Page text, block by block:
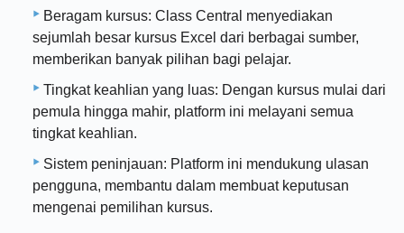
Beragam kursus: Class Central menyediakan
sejumlah besar kursus Excel dari berbagai sumber,
memberikan banyak pilihan bagi pelajar.
Tingkat keahlian yang luas: Dengan kursus mulai dari
pemula hingga mahir, platform ini melayani semua
tingkat keahlian.
Sistem peninjauan: Platform ini mendukung ulasan
pengguna, membantu dalam membuat keputusan
mengenai pemilihan kursus.